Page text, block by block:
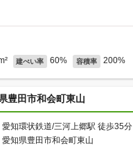
建ぺい率 60% 容積率 200%
豊田市和会町東山
愛知環状鉄道/三河上郷駅 徒歩35分
愛知県豊田市和会町東山